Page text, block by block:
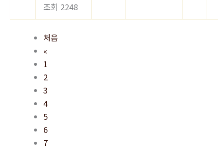
조회 2248
처음
«
1
2
3
4
5
6
7